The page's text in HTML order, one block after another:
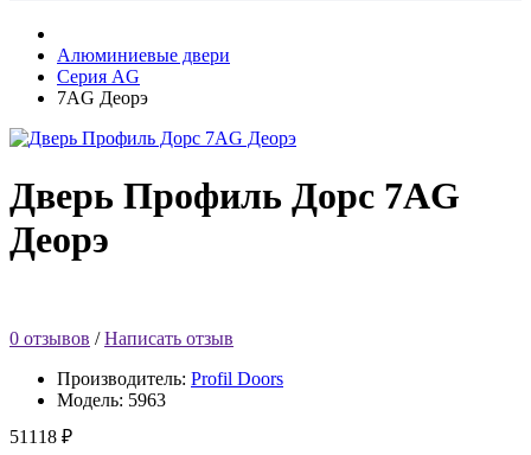
Алюминиевые двери
Серия AG
7AG Деорэ
Дверь Профиль Дорс 7AG
Деорэ
0 отзывов /Написать отзыв
Производитель: Profil Doors
Модель: 5963
51118 ₽